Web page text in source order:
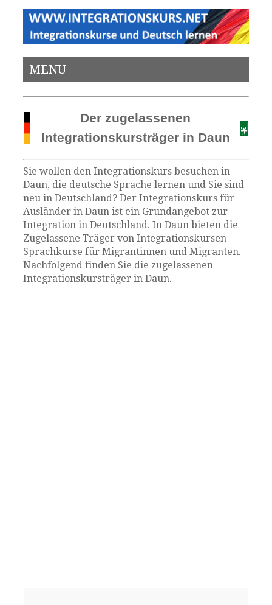
MENU
Der zugelassenen
Integrationskursträger in Daun
Sie wollen den Integrationskurs besuchen in
Daun, die deutsche Sprache lernen und Sie sind
neu in Deutschland? Der Integrationskurs für
Ausländer in Daun ist ein Grundangebot zur
Integration in Deutschland. In Daun bieten die
Zugelassene Träger von Integrationskursen
Sprachkurse für Migrantinnen und Migranten.
Nachfolgend finden Sie die zugelassenen
Integrationskursträger in Daun.